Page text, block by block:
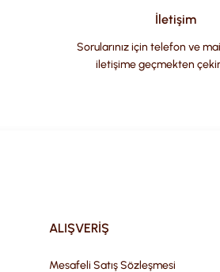
İletişim
Sorularınız için telefon ve
iletişime geçmekten
ALIŞVERİŞ
Mesafeli Satış Sözleşmesi